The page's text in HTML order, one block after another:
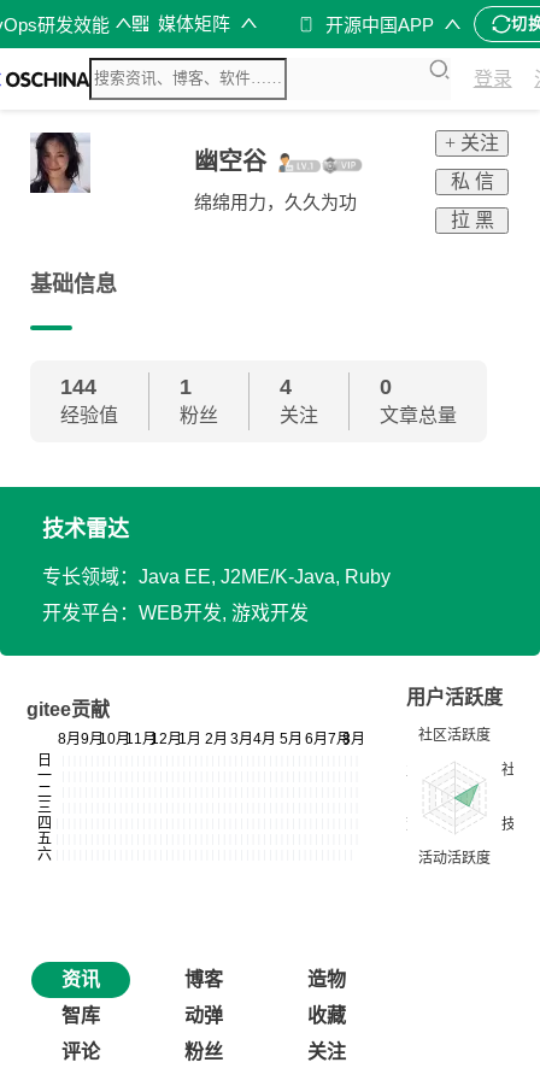
研发效能 媒体矩阵 开源中国APP 切
登录
幽空谷
绵绵用力，久久为功
+ 关注
私 信
拉 黑
基础信息
144
经验值
1
粉丝
4
关注
0
文章总量
技术雷达
专长领域：Java EE, J2ME/K-Java, Ruby
开发平台：WEB开发, 游戏开发
gitee贡献
用户活跃度
资讯 博客
造物
智库
动弹
收藏
评论
粉丝 关注